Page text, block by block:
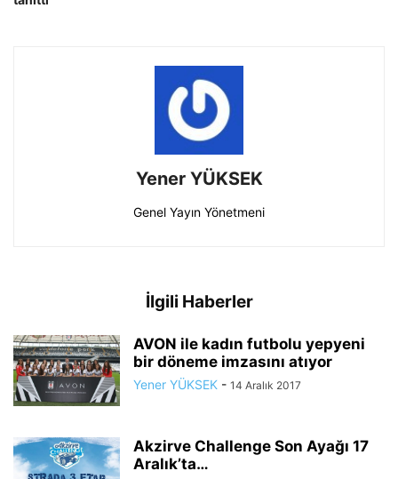
Yener YÜKSEK
Genel Yayın Yönetmeni
İlgili Haberler
AVON ile kadın futbolu yepyeni
bir döneme imzasını atıyor
Yener YÜKSEK - 14 Aralık 2017
Akzirve Challenge Son Ayağı 17
Aralık’ta…